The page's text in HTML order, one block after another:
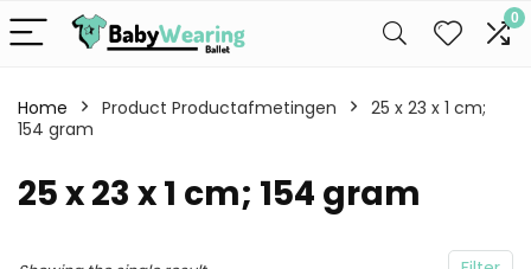
0
Home Product Productafmetingen
25 x 23 x 1 cm;
154 gram
25 x 23 x 1 cm; 154 gram